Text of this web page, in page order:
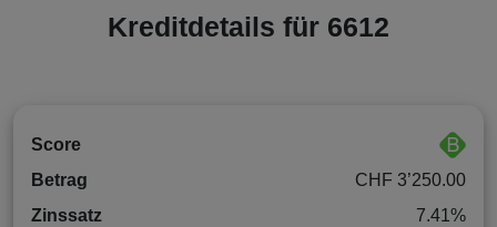
Kreditdetails für 6612
Score
Betrag
CHF 3’250.00
Zinssatz
7.41%